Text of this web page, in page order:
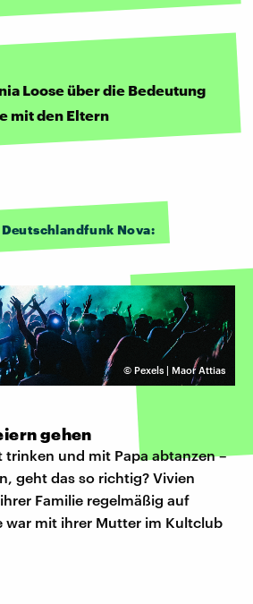
Loose über die Bedeutung
mit den Eltern
Deutschlandfunk Nova:
© Pexels | Maor Attias
gehen
trinken und mit Papa abtanzen –
geht das so richtig? Vivien
Familie regelmäßig auf
war mit ihrer Mutter im Kultclub